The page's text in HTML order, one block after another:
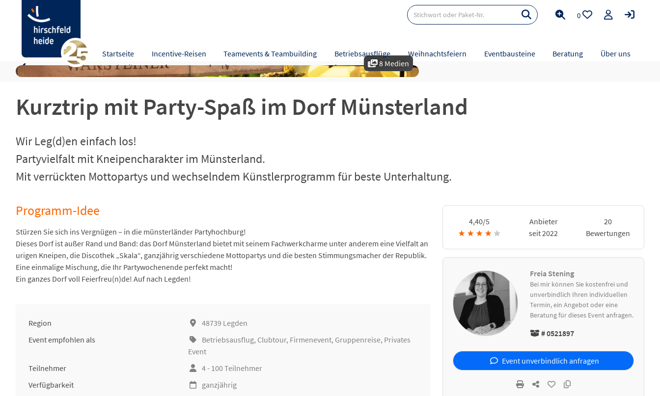
Startseite Incentive-Reisen Teamevents & Teambuilding Betriebsausflüge Weihnachtsfeiern Eventbausteine Beratung Über uns
0
8 Medien
Kurztrip mit Party-Spaß im Dorf Münsterland
Wir Leg(d)en einfach los!
Partyvielfalt mit Kneipencharakter im Münsterland.
Mit verrückten Mottopartys und wechselndem Künstlerprogramm für beste Unterhaltung.
Kurztrip mit Party-Spaß im Dorf Münsterland
Programm-Idee Beschreibung Leistungen Hinweise Karte Bewertungen Referenzen
Programm-Idee
Stürzen Sie sich ins Vergnügen – in die münsterländer Partyhochburg!
Dieses Dorf ist außer Rand und Band: das Dorf Münsterland bietet mit seinem Fachwerkcharme unter anderem eine Vielfalt an
urigen Kneipen, die Discothek „Skala“, ganzjährig verschiedene Mottopartys und die besten Stimmungsmacher der Republik.
Eine einmalige Mischung, die Ihr Partywochenende perfekt macht!
Ein ganzes Dorf voll Feierfreu(n)de! Auf nach Legden!
Region
48739 Legden
Event empfohlen als
Betriebsausflug, Clubtour, Firmenevent, Gruppenreise, Privates
Event
Teilnehmer
4 - 100 Teilnehmer
Verfügbarkeit
ganzjährig
4,40/5
★ ★ ★ ★ ★
Anbieter
seit 2022
20
Bewertungen
Freia Stening
Bei mir können Sie kostenfrei und
unverbindlich Ihren individuellen
Termin, ein Angebot oder eine
Beratung für dieses Event anfragen.
# 0521897
Event unverbindlich anfragen